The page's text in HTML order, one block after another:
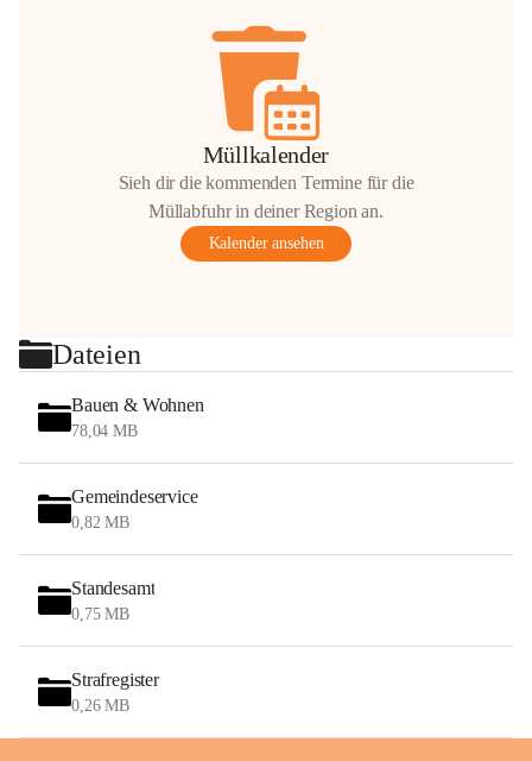
Müllkalender
Sieh dir die kommenden Termine für die
Müllabfuhr in deiner Region an.
Kalender ansehen
Dateien
Bauen & Wohnen
78,04 MB
Gemeindeservice
0,82 MB
Standesamt
0,75 MB
Strafregister
0,26 MB